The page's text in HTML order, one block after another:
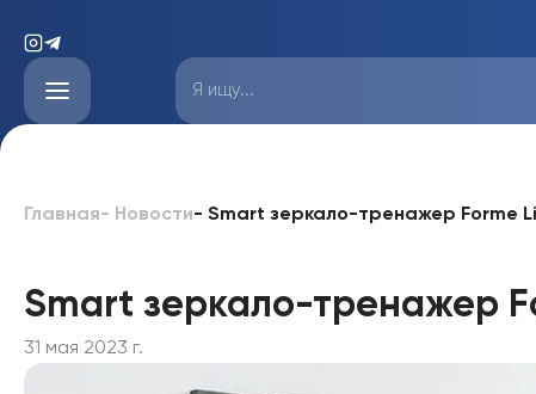
Главная- Новости- Smart зеркало-тренажер Forme
Smart зеркало-тренажер
31 мая 2023 г.